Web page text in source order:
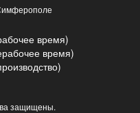
время)
время)
защищены.